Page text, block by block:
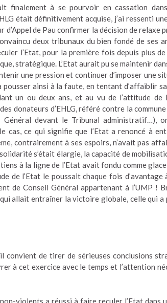
finalement à se pourvoir en cassation
était définitivement acquise, j’ai ressenti
de Pau confirmer la décision de relaxe
deux tribunaux du bien fondé de ses
l’Etat, pour la première fois depuis plus
stratégique. L’Etat aurait pu se maintenir
une pression et continuer d’imposer une
ainsi à la faute, en tentant d’affaiblir
un ou deux ans, et au vu de l’attitude de
donateurs d’EHLG, référé contre la
devant le Tribunal administratif…),
cas, ce qui signifie que l’Etat a renoncé à
contrairement à ses espoirs, n’avait pas
s’était élargie, la capacité de
à la ligne de l’Etat avait fondu comme
de l’Etat le poussait chaque fois d’avantage
de Conseil Général appartenant à l’UMP !
allait entraîner la victoire globale, celle qui a
il convient de tirer de sérieuses conclusions
à cet exercice avec le temps et l’attention
violents a réussi à faire reculer l’Etat dans